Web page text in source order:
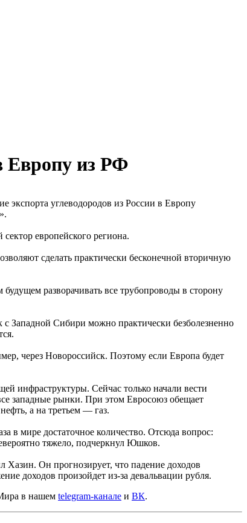
Европу из РФ
экспорта углеводородов из России в Европу
европейского региона.
сделать практически бесконечной вторичную
разворачивать все трубопроводы в сторону
Западной Сибири можно практически безболезненно
через Новороссийск. Поэтому если Европа будет
инфраструктуры. Сейчас только начали вести
западные рынки. При этом Евросоюз обещает
а на третьем — газ.
в мире достаточное количество. Отсюда вопрос:
тяжело, подчеркнул Юшков.
Хазин. Он прогнозирует, что падение доходов
доходов произойдет из-за девальвации рубля.
в нашем telegram-канале и ВК.